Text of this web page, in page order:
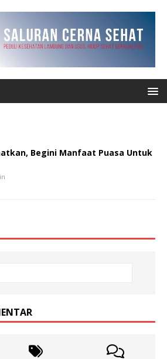
Begini Manfaat Puasa Untuk